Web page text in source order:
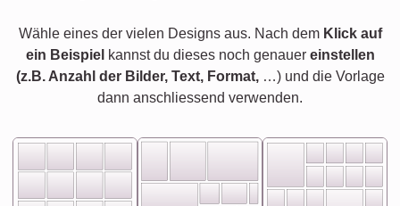
Wähle eines der vielen Designs aus. Nach dem Klick auf
ein Beispiel kannst du dieses noch genauer einstellen
(z.B. Anzahl der Bilder, Text, Format,…) und die Vorlage
dann anschliessend verwenden.